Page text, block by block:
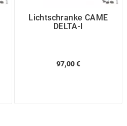
Lichtschranke CAME
DELTA-I
97,00 €